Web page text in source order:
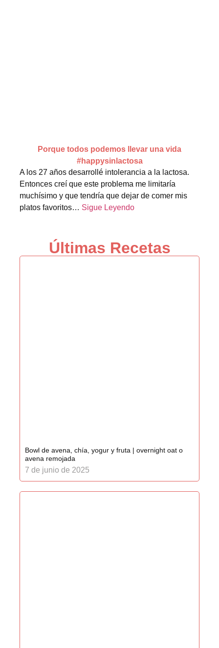
Porque todos podemos llevar una vida
#happysinlactosa
A los 27 años desarrollé intolerancia a la lactosa.
Entonces creí que este problema me limitaría
muchísimo y que tendría que dejar de comer mis
platos favoritos… Sigue Leyendo
Últimas Recetas
Bowl de avena, chía, yogur y fruta | overnight oat o
avena remojada
7 de junio de 2025